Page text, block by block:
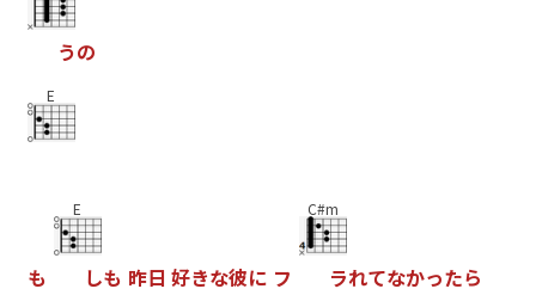
うの
E
も
E
しも 昨日 好きな彼に フ
C#m
ラれてなかったら